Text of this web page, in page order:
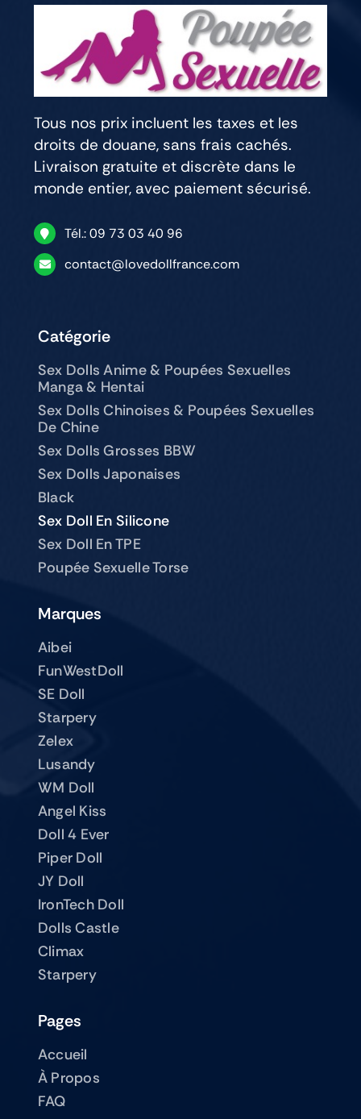
Tous nos prix incluent les taxes et les
droits de douane, sans frais cachés.
Livraison gratuite et discrète dans le
monde entier, avec paiement sécurisé.
Tél.: 09 73 03 40 96
contact@lovedollfrance.com
Catégorie
Sex Dolls Anime & Poupées Sexuelles
Manga & Hentai
Sex Dolls Chinoises & Poupées Sexuelles
De Chine
Sex Dolls Grosses BBW
Sex Dolls Japonaises
Black
Sex Doll En Silicone
Sex Doll En TPE
Poupée Sexuelle Torse
Marques
Aibei
FunWestDoll
SE Doll
Starpery
Zelex
Lusandy
WM Doll
Angel Kiss
Doll 4 Ever
Piper Doll
JY Doll
IronTech Doll
Dolls Castle
Climax
Starpery
Pages
Accueil
À Propos
FAQ